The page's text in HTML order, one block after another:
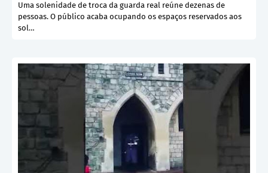
Uma solenidade de troca da guarda real reúne dezenas de
pessoas. O público acaba ocupando os espaços reservados aos
sol…